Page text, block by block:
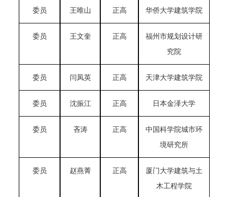
委员 王唯山 正高 华侨大学建筑学院
委员 王文奎 正高
福州市规划设计研
究院
委员 闫凤英 正高 天津大学建筑学院
委员 沈振江 正高 日本金泽大学
委员 吝涛 正高
中国科学院城市环
境研究所
委员 赵燕菁 正高
厦门大学建筑与土
木工程学院